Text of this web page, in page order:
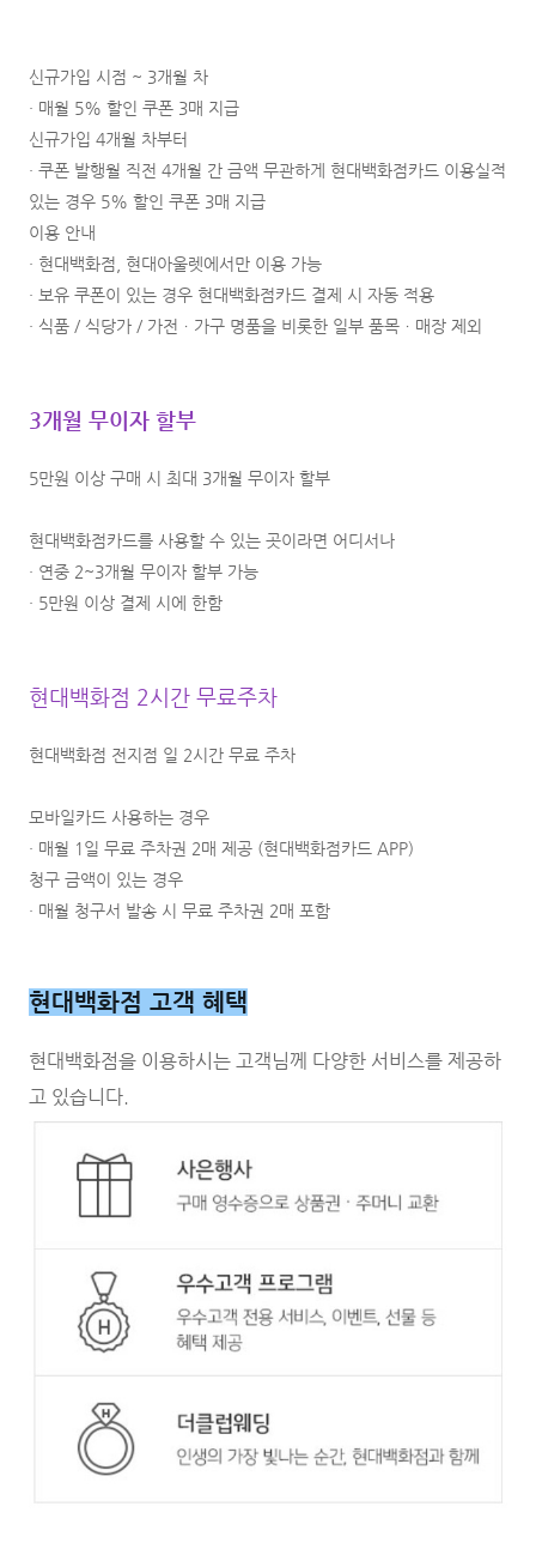
신규가입 시점 ~ 3개월 차
· 매월 5% 할인 쿠폰 3매 지급
신규가입 4개월 차부터
· 쿠폰 발행월 직전 4개월 간 금액 무관하게 현대백화점카드 이용실적
있는 경우 5% 할인 쿠폰 3매 지급
이용 안내
· 현대백화점, 현대아울렛에서만 이용 가능
· 보유 쿠폰이 있는 경우 현대백화점카드 결제 시 자동 적용
· 식품 / 식당가 / 가전ㆍ가구 명품을 비롯한 일부 품목ㆍ매장 제외
3개월 무이자 할부
5만원 이상 구매 시 최대 3개월 무이자 할부
현대백화점카드를 사용할 수 있는 곳이라면 어디서나
· 연중 2~3개월 무이자 할부 가능
· 5만원 이상 결제 시에 한함
현대백화점 2시간 무료주차
현대백화점 전지점 일 2시간 무료 주차
모바일카드 사용하는 경우
· 매월 1일 무료 주차권 2매 제공 (현대백화점카드 APP)
청구 금액이 있는 경우
· 매월 청구서 발송 시 무료 주차권 2매 포함
현대백화점 고객 혜택
현대백화점을 이용하시는 고객님께 다양한 서비스를 제공하
고 있습니다.